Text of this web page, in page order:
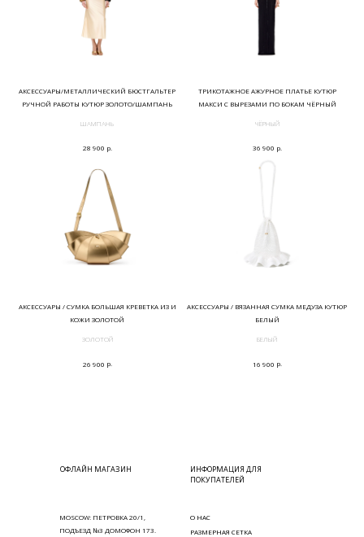
АКСЕССУАРЫ/МЕТАЛЛИЧЕСКИЙ БЮСТГАЛЬТЕР
РУЧНОЙ РАБОТЫ КУТЮР ЗОЛОТО/ШАМПАНЬ
ШАМПАНЬ
28 900 р.
ТРИКОТАЖНОЕ АЖУРНОЕ ПЛАТЬЕ КУТЮР
МАКСИ С ВЫРЕЗАМИ ПО БОКАМ ЧЁРНЫЙ
ЧЁРНЫЙ
36 900 р.
АКСЕССУАРЫ / СУМКА БОЛЬШАЯ КРЕВЕТКА ИЗ И
КОЖИ ЗОЛОТОЙ
ЗОЛОТОЙ
26 900 р.
АКСЕССУАРЫ / ВЯЗАННАЯ СУМКА МЕДУЗА КУТЮР
БЕЛЫЙ
БЕЛЫЙ
16 900 р.
О НАС
РАЗМЕРНАЯ СЕТКА
ОФЛАЙН МАГАЗИН
ИНФОРМАЦИЯ ДЛЯ
ПОКУПАТЕЛЕЙ
MOSCOW: ПЕТРОВКА 20/1,
ПОДЪЕЗД №3 ДОМОФОН 173.